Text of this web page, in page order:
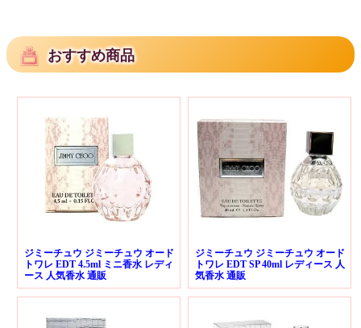
おすすめ商品
ジミーチュウ ジミーチュウ オード
トワレ EDT 4.5ml ミニ香水 レディ
ース 人気香水 通販
ジミーチュウ ジミーチュウ オード
トワレ EDT SP 40ml レディース 人
気香水 通販